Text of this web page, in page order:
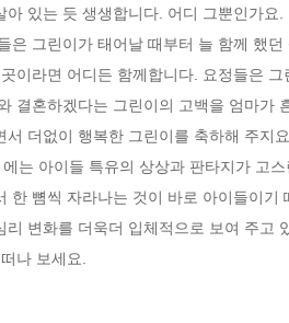
아 있는 듯 생생합니다. 어디 그뿐인가
은 그린이가 태어날 때부터 늘 함께 했
이라면 어디든 함께합니다. 요정들은
결혼하겠다는 그린이의 고백을 엄마가
서 더없이 행복한 그린이를 축하해 주지
는 아이들 특유의 상상과 판타지가 고
한 뼘씩 자라나는 것이 바로 아이들이
리 변화를 더욱더 입체적으로 보여 주고
나 보세요.